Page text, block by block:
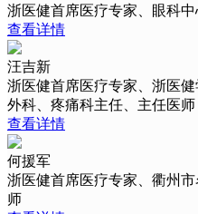
浙医健首席医疗专家、眼科
查看详情
汪吉新
浙医健首席医疗专家、浙医
外科、疼痛科主任、主任医师
查看详情
何援军
浙医健首席医疗专家、衢州
师